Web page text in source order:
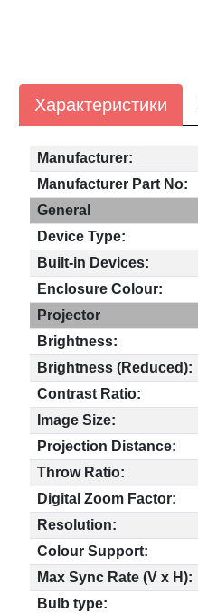
Характеристики
Manufacturer:
Manufacturer Part No:
General
Device Type:
Built-in Devices:
Enclosure Colour:
Projector
Brightness:
Brightness (Reduced):
Contrast Ratio:
Image Size:
Projection Distance:
Throw Ratio:
Digital Zoom Factor:
Resolution:
Colour Support:
Max Sync Rate (V x H):
Bulb type: